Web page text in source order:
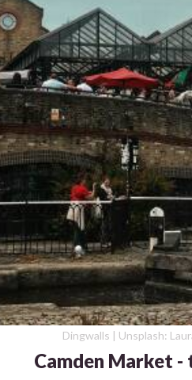
Dingwalls | Unsplash:
Camden Market